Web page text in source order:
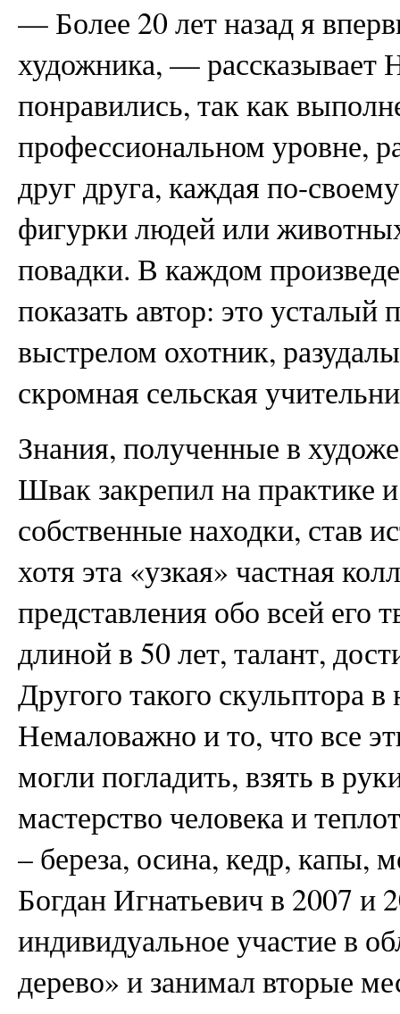
— Более 20 лет назад я
художника, —
понравились, так как
профессиональном уровне,
друг друга, каждая по-
фигурки людей или
повадки. В каждом
показать автор: это
выстрелом охотник,
скромная сельская
Знания, полученные в
Швак закрепил на практике
собственные находки, став
хотя эта «узкая» частная
представления обо всей его
длиной в 50 лет, талант,
Другого такого скульптора
Немаловажно и то, что все
могли погладить, взять в
мастерство человека и
– береза, осина, кедр, капы,
Богдан Игнатьевич в 2007 и
индивидуальное участие в
дерево» и занимал вторые